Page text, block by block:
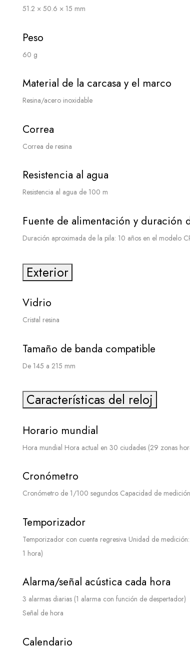
51.2 × 50.6 × 15 mm
Peso
60 g
Material de la carcasa y el marco
Resina/acero inoxidable
Correa
Correa de resina
Resistencia al agua
Resistencia al agua de 100 m
Fuente de alimentación y duración
Duración aproximada de la pila: 10 años en el modelo
Exterior
Vidrio
Cristal resina
Tamaño de banda compatible
De 145 a 215 mm
Características del reloj
Horario mundial
Hora mundial Hora actual en 30 ciudades (29 zonas
Cronómetro
Cronómetro de 1/100 segundos Capacidad de
Temporizador
Temporizador con cuenta regresiva Unidad de
1 hora)
Alarma/señal acústica cada hora
3 alarmas diarias (1 alarma con función de despertador)
Señal de hora
Calendario